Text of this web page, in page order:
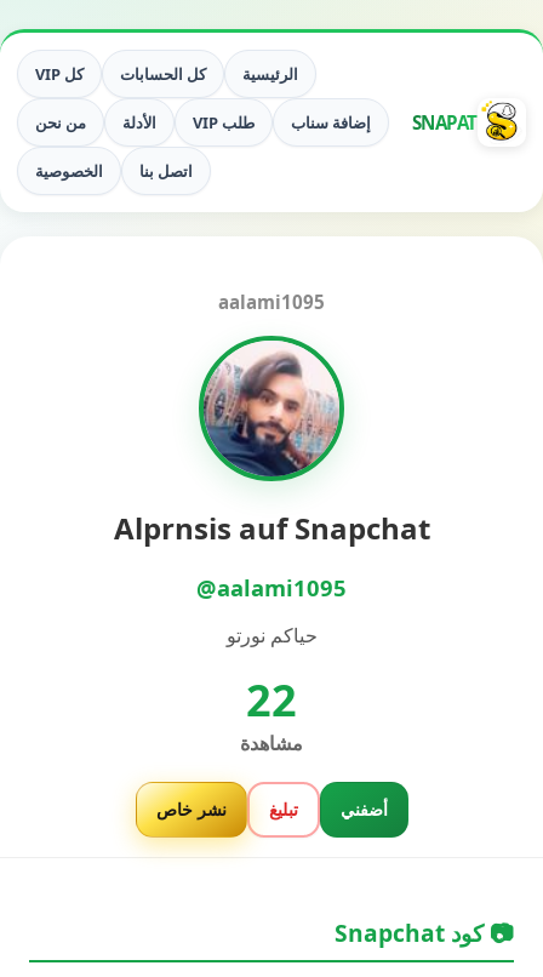
SNAPAT
الرئيسية كل الحسابات كل VIP
إضافة سناب طلب VIP الأدلة من نحن
اتصل بنا الخصوصية
aalami1095
Alprnsis auf Snapchat
@aalami1095
حياكم نورتو
22
مشاهدة
أضفني تبليغ نشر خاص
📷 كود Snapchat